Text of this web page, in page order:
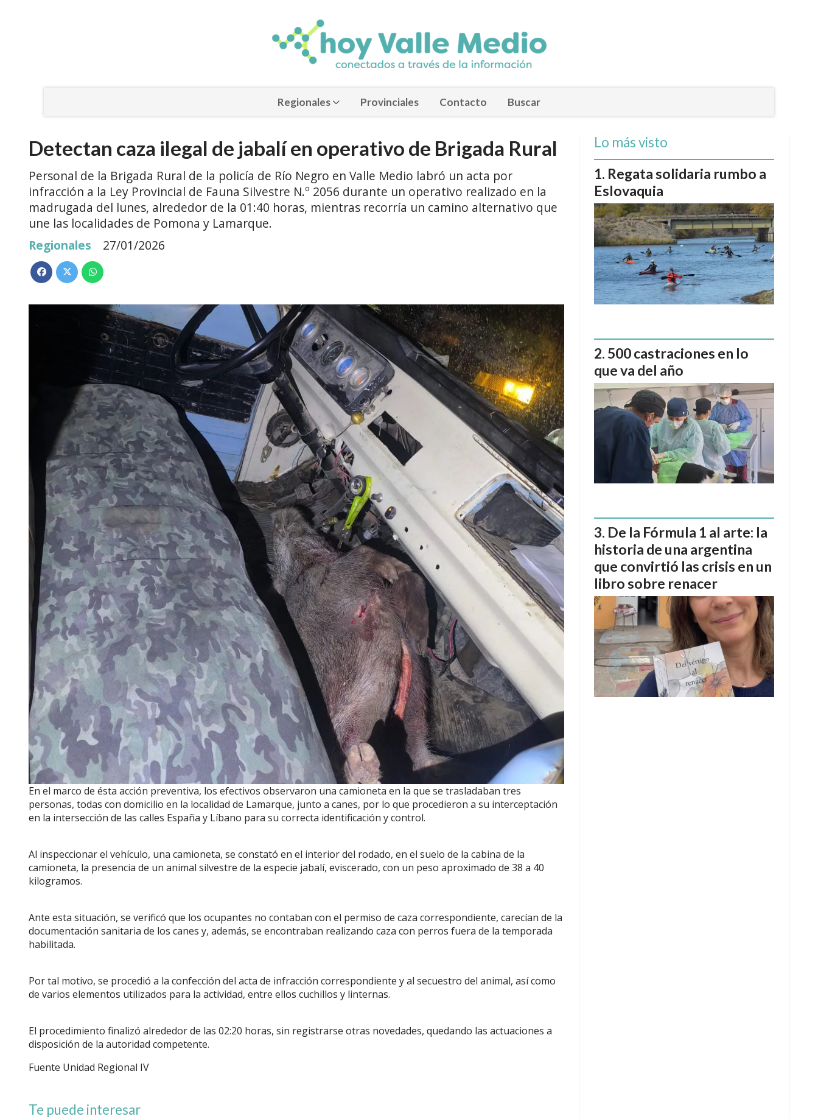
Regionales Provinciales Contacto Buscar
Detectan caza ilegal de jabalí en operativo de Brigada Rural
Personal de la Brigada Rural de la policía de Río Negro en Valle Medio labró un acta por
infracción a la Ley Provincial de Fauna Silvestre N.º 2056 durante un operativo realizado en la
madrugada del lunes, alrededor de la 01:40 horas, mientras recorría un camino alternativo que
une las localidades de Pomona y Lamarque.
Regionales
27/01/2026
En el marco de ésta acción preventiva, los efectivos observaron una camioneta en la que se trasladaban tres
personas, todas con domicilio en la localidad de Lamarque, junto a canes, por lo que procedieron a su interceptación
en la intersección de las calles España y Líbano para su correcta identificación y control.
Al inspeccionar el vehículo, una camioneta, se constató en el interior del rodado, en el suelo de la cabina de la
camioneta, la presencia de un animal silvestre de la especie jabalí, eviscerado, con un peso aproximado de 38 a 40
kilogramos.
Ante esta situación, se verificó que los ocupantes no contaban con el permiso de caza correspondiente, carecían de la
documentación sanitaria de los canes y, además, se encontraban realizando caza con perros fuera de la temporada
habilitada.
Por tal motivo, se procedió a la confección del acta de infracción correspondiente y al secuestro del animal, así como
de varios elementos utilizados para la actividad, entre ellos cuchillos y linternas.
El procedimiento finalizó alrededor de las 02:20 horas, sin registrarse otras novedades, quedando las actuaciones a
disposición de la autoridad competente.
Fuente Unidad Regional IV
Te puede interesar
Lo más visto
Regata solidaria rumbo a
Eslovaquia
500 castraciones en lo
que va del año
De la Fórmula 1 al arte: la
historia de una argentina
que convirtió las crisis en un
libro sobre renacer